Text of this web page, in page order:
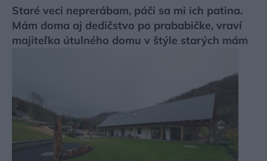
Staré veci neprerábam, páči sa mi ich patina.
Mám doma aj dedičstvo po prababičke, vraví
majiteľka útulného domu v štýle starých mám